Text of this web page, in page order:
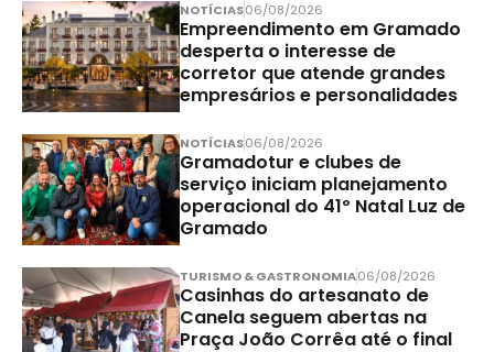
NOTÍCIAS06/08/2026
Empreendimento em Gramado
desperta o interesse de
corretor que atende grandes
empresários e personalidades
NOTÍCIAS06/08/2026
Gramadotur e clubes de
serviço iniciam planejamento
operacional do 41º Natal Luz de
Gramado
TURISMO & GASTRONOMIA06/08/2026
Casinhas do artesanato de
Canela seguem abertas na
Praça João Corrêa até o final